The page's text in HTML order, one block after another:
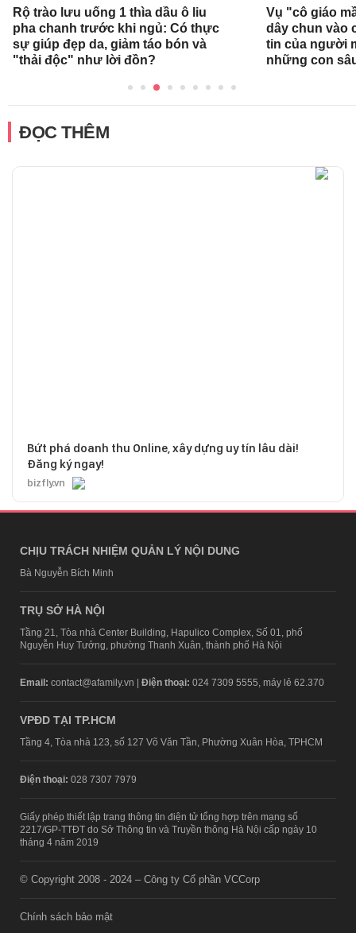
Rộ trào lưu uống 1 thìa dầu ô liu
pha chanh trước khi ngủ: Có thực
sự giúp đẹp da, giảm táo bón và
"thải độc" như lời đồn?
Vụ "cô giáo
dây chun vào
tin của người
những con
ĐỌC THÊM
Bứt phá doanh thu Online, xây dựng uy tín lâu dài!
Đăng ký ngay!
bizfly.vn
CHỊU TRÁCH NHIỆM QUẢN LÝ NỘI DUNG
Bà Nguyễn Bích Minh
TRỤ SỞ HÀ NỘI
Tầng 21, Tòa nhà Center Building, Hapulico Complex, Số 01, phố
Nguyễn Huy Tưởng, phường Thanh Xuân, thành phố Hà Nội
Email: contact@afamily.vn | Điện thoại: 024 7309 5555, máy lẻ 62.370
VPĐD TẠI TP.HCM
Tầng 4, Tòa nhà 123, số 127 Võ Văn Tần, Phường Xuân Hòa, TPHCM
Điện thoại: 028 7307 7979
Giấy phép thiết lập trang thông tin điện tử tổng hợp trên mạng số
2217/GP-TTĐT do Sở Thông tin và Truyền thông Hà Nội cấp ngày 10
tháng 4 năm 2019
© Copyright 2008 - 2024 – Công ty Cổ phần VCCorp
Chính sách bảo mật